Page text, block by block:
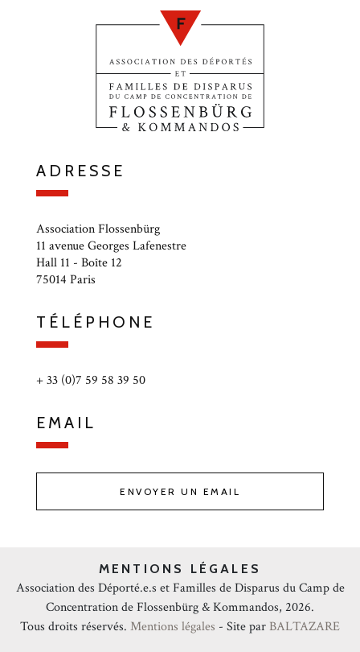
ADRESSE
Association Flossenbürg
11 avenue Georges Lafenestre
Hall 11 - Boîte 12
75014 Paris
TÉLÉPHONE
+ 33 (0)7 59 58 39 50
EMAIL
ENVOYER UN EMAIL
MENTIONS LÉGALES
Association des Déporté.e.s et Familles de Disparus du Camp de
Concentration de Flossenbürg & Kommandos, 2026.
Tous droits réservés. Mentions légales - Site par BALTAZARE